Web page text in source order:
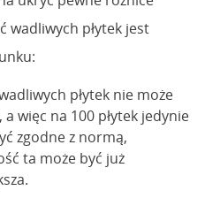
wadliwych płytek jest
płytek nie może
a więc na 100 płytek jedynie
zgodne z normą,
ta może być już